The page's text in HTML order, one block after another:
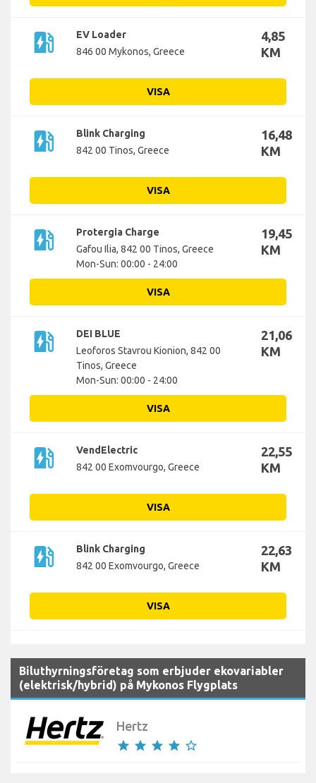
ev_station
EV Loader
846 00 Mykonos, Greece
4,85
KM
VISA
ev_station
Blink Charging
842 00 Tinos, Greece
16,48
KM
VISA
ev_station
Protergia Charge
Gafou Ilia, 842 00 Tinos, Greece
Mon-Sun: 00:00 - 24:00
19,45
KM
VISA
ev_station
DEI BLUE
Leoforos Stavrou Kionion, 842 00
Tinos, Greece
Mon-Sun: 00:00 - 24:00
21,06
KM
VISA
ev_station
VendElectric
842 00 Exomvourgo, Greece
22,55
KM
VISA
ev_station
Blink Charging
842 00 Exomvourgo, Greece
22,63
KM
VISA
Biluthyrningsföretag som erbjuder ekovariabler
(elektrisk/hybrid) på Mykonos Flygplats
Hertz
star star star star star_border